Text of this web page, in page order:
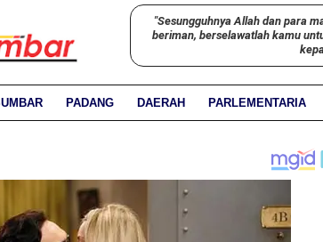
"Sesungguhnya Allah dan para
beriman, berselawatlah kamu
PADANG DAERAH PARLEMENTARIA